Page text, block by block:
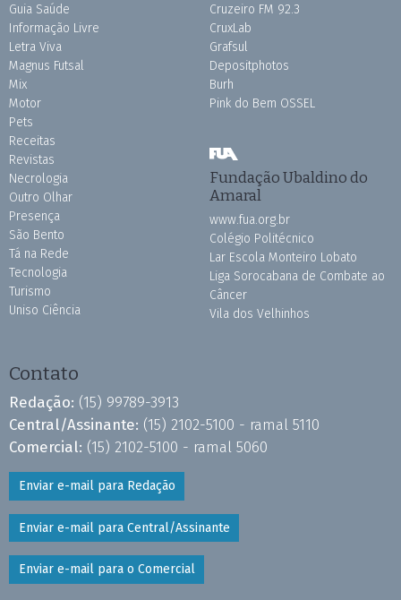
Guia Saúde
Informação Livre
Letra Viva
Magnus Futsal
Mix
Motor
Pets
Receitas
Revistas
Necrologia
Outro Olhar
Presença
São Bento
Tá na Rede
Tecnologia
Turismo
Uniso Ciência
Cruzeiro FM 92.3
CruxLab
Grafsul
Depositphotos
Burh
Pink do Bem OSSEL
Fundação Ubaldino do
Amaral
www.fua.org.br
Colégio Politécnico
Lar Escola Monteiro Lobato
Liga Sorocabana de Combate ao
Câncer
Vila dos Velhinhos
Contato
Redação: (15) 99789-3913
Central/Assinante: (15) 2102-5100 - ramal 5110
Comercial: (15) 2102-5100 - ramal 5060
Enviar e-mail para Redação
Enviar e-mail para Central/Assinante
Enviar e-mail para o Comercial